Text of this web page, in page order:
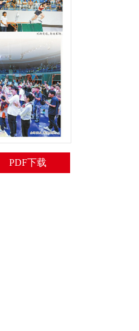
PDF下载